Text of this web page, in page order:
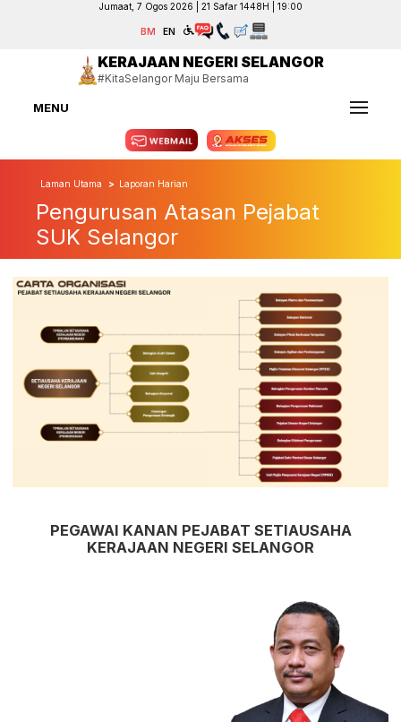
Jumaat, 7 Ogos 2026 | 21 Safar 1448H | 19:00
BM EN
KERAJAAN NEGERI SELANGOR
#KitaSelangor Maju Bersama
MENU
Laman Utama Laporan Harian
Pengurusan Atasan Pejabat
SUK Selangor
PEGAWAI KANAN PEJABAT SETIAUSAHA
KERAJAAN NEGERI SELANGOR